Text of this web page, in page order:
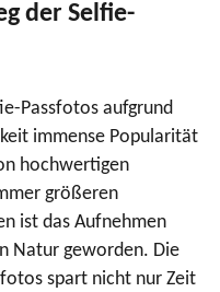
der Selfie-
Passfotos aufgrund
immense Popularität
hochwertigen
größeren
ist das Aufnehmen
Natur geworden. Die
spart nicht nur Zeit